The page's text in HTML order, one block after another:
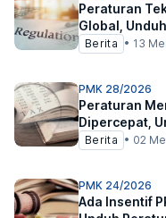
Peraturan
Global,
Berita • 13
PMK 28/2026
Peraturan
Dipercepat,
Berita • 02
PMK 24/2026
Ada Insentif